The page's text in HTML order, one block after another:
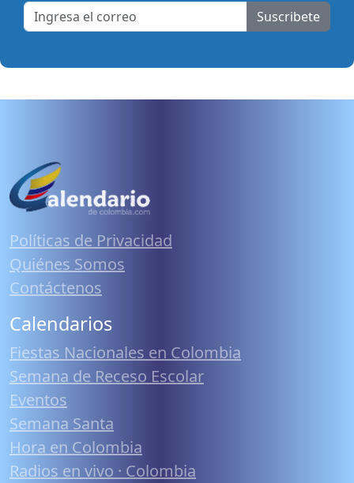
Suscribete
Políticas de Privacidad
Quiénes Somos
Contáctenos
Calendarios
Fiestas Nacionales en Colombia
Semana de Receso Escolar
Eventos
Semana Santa
Hora en Colombia
Radios en vivo · Colombia